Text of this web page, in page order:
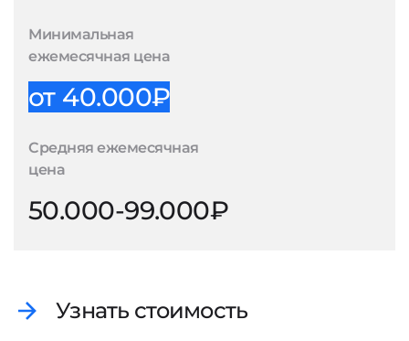
Минимальная
ежемесячная цена
от 40.000₽
Средняя ежемесячная
цена
50.000-99.000₽
Узнать стоимость